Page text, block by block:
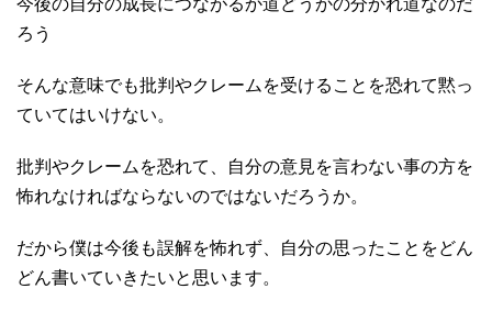
ろう
そんな意味でも批判やクレームを受けることを恐れて黙っ
ていてはいけない。
批判やクレームを恐れて、自分の意見を言わない事の方を
怖れなければならないのではないだろうか。
だから僕は今後も誤解を怖れず、自分の思ったことをどん
どん書いていきたいと思います。